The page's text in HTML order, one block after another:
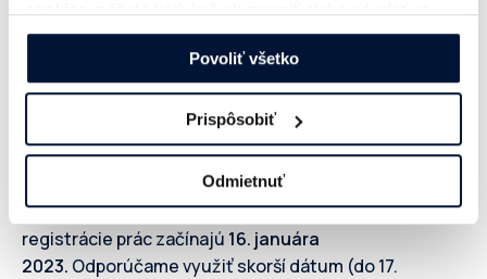
našej webovej stránke.
Povoliť všetko
Prispôsobiť
Odmietnuť
Ukážte vašim klientom a obchodným partnerom, že
stále napredujete. Dajte o sebe a vašich výsledkoch
vedieť všetkým na trhu. Súťaž Digital PIE má silnú
komunikačnú podporu zo strany organizátorov aj
partnerov. Je to renomovaná súťaž pre profesionálov
v biznise, ktorá beží už siedmy rok.
Prihláška je možná cez stránkudigitalpie.sk–
registrácie prác začínajú 16. januára
2023. Odporúčame využiť skorší dátum (do 17.